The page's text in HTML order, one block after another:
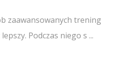
zaawansowanych trening
Podczas niego s ...